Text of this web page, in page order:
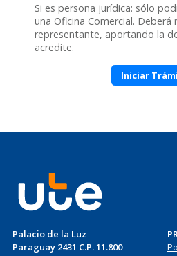
Si es persona jurídica: sólo
una Oficina Comercial. Deberá
representante, aportando la
acredite.
Iniciar
Palacio de la Luz
Paraguay 2431 C.P. 11.800